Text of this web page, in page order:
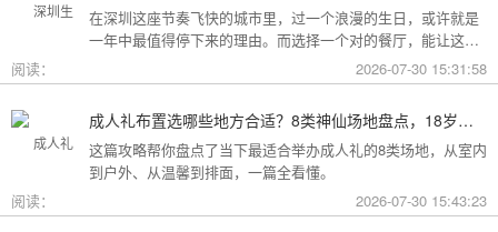
在深圳这座节奏飞快的城市里，过一个浪漫的生日，或许就是
一年中最值得停下来的理由。而选择一个对的餐厅，能让这一
天从“普通”变成“终生难忘”。无论是俯瞰城市灯火的高空秘境，
还是被鲜花与海风包裹的梦幻露台，深圳从不缺乏仪式感。
阅读： 2026-07-30 15:31:58
成人礼布置选哪些地方合适？8类神仙场地盘点，18岁的仪式感从选对地方开始
这篇攻略帮你盘点了当下最适合举办成人礼的8类场地，从室内
到户外、从温馨到排面，一篇全看懂。
阅读：
2026-07-30 15:43:23